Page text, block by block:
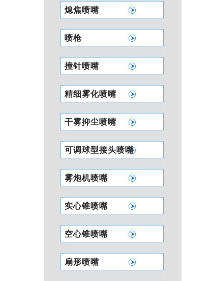
熄焦喷嘴
喷枪
撞针喷嘴
精细雾化喷嘴
干雾抑尘喷嘴
可调球型接头喷嘴
雾炮机喷嘴
实心锥喷嘴
空心锥喷嘴
扇形喷嘴